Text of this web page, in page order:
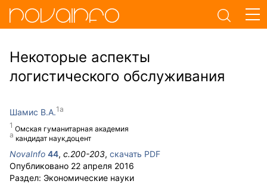
Некоторые аспекты
логистического обслуживания
Шамис В.А.
Омская гуманитарная академия
кандидат наук,доцент
NovaInfo 44, с.200-203, скачать PDF
Опубликовано 22 апреля 2016
Раздел: Экономические науки